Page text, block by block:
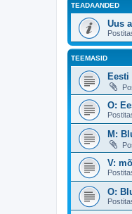
TEADAANDED
Uus
TEEMASID
Eesti
O:
M:
V:
O: